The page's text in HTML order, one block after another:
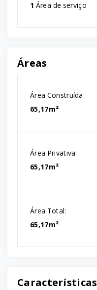
1 Área de serviço
Áreas
Área Construída:
65,17m²
Área Privativa:
65,17m²
Área Total:
65,17m²
Características